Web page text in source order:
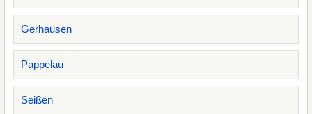
Gerhausen
Pappelau
Seißen